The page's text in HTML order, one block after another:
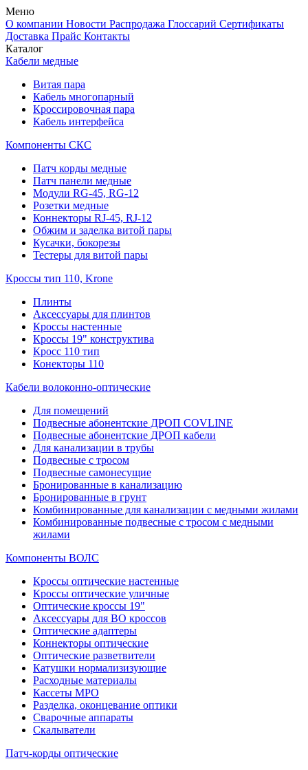
Меню
О компании Новости Распродажа Глоссарий Сертификаты
Доставка Прайс Контакты
Каталог
Кабели медные
Витая пара
Кабель многопарный
Кроссировочная пара
Кабель интерфейса
Компоненты СКС
Патч корды медные
Патч панели медные
Модули RG-45, RG-12
Розетки медные
Коннекторы RJ-45, RJ-12
Обжим и заделка витой пары
Кусачки, бокорезы
Тестеры для витой пары
Кроссы тип 110, Krone
Плинты
Аксессуары для плинтов
Кроссы настенные
Кроссы 19" конструктива
Кросс 110 тип
Конекторы 110
Кабели волоконно-оптические
Для помещений
Подвесные абонентские ДРОП COVLINE
Подвесные абонентские ДРОП кабели
Для канализации в трубы
Подвесные с тросом
Подвесные самонесущие
Бронированные в канализацию
Бронированные в грунт
Комбинированные для канализации с медными жилами
Комбинированные подвесные с тросом с медными
жилами
Компоненты ВОЛС
Кроссы оптические настенные
Кроссы оптические уличные
Оптические кроссы 19"
Аксессуары для ВО кроссов
Оптические адаптеры
Коннекторы оптические
Оптические разветвители
Катушки нормализизующие
Расходные материалы
Кассеты MPO
Разделка, оконцевание оптики
Сварочные аппараты
Скалыватели
Патч-корды оптические